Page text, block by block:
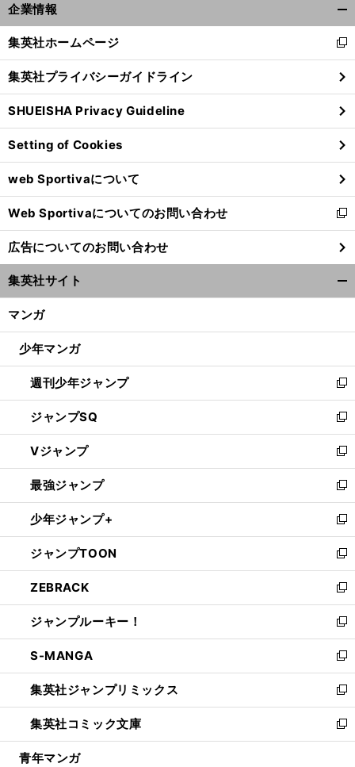
企業情報
閉
る
集英社ホームページ
新
し
い
ウ
ィ
ン
ド
ウ
で
開
く
集英社プライバシーガイドライン
SHUEISHA Privacy Guideline
Setting of Cookies
web Sportivaについて
Web Sportivaについてのお問い合わせ
新
し
い
ウ
ィ
ン
ウ
開
く
広告についてのお問い合わせ
集英社サイト
マンガ
少年マンガ
週刊少年ジャンプ
新
し
い
ウ
ィ
ン
ド
ウ
で
開
く
ジャンプSQ
新
し
い
ウ
ィ
ン
ド
ウ
で
開
く
Vジャンプ
新
し
い
ウ
ィ
ン
ド
ウ
で
開
く
最強ジャンプ
新
し
い
ウ
ィ
ン
ド
ウ
で
開
く
少年ジャンプ+
新
し
い
ウ
ィ
ン
ド
ウ
で
開
く
ジャンプTOON
新
し
い
ウ
ィ
ン
ド
ウ
で
開
く
ZEBRACK
新
し
い
ウ
ィ
ン
ド
ウ
で
開
ジャンプルーキー！
新
し
い
ウ
ィ
ン
ド
ウ
S-MANGA
新
し
い
ウ
ィ
ン
集英社ジャンプリミックス
新
し
い
ウ
集英社コミック文庫
新
し
青年マンガ